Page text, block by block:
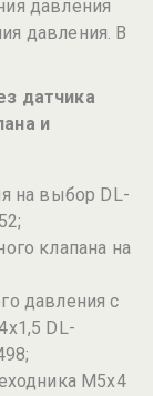
давления
давления. В
датчика
и
на выбор DL-
клапана на
давления с
DL-
М5х4